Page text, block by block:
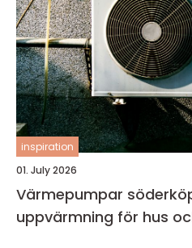
inspiration
01. July 2026
Värmepumpar söderköping
uppvärmning för hus